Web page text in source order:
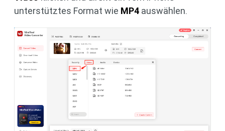
unterstütztes Format wie MP4 auswählen.